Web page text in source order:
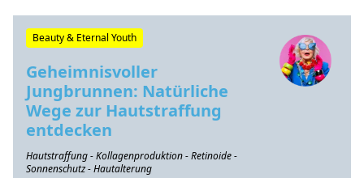
Beauty & Eternal Youth
Geheimnisvoller
Jungbrunnen: Natürliche
Wege zur Hautstraffung
entdecken
Hautstraffung - Kollagenproduktion - Retinoide -
Sonnenschutz - Hautalterung